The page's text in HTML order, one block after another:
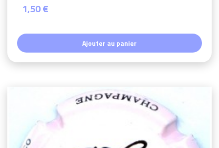
1,50 €
Ajouter au panier